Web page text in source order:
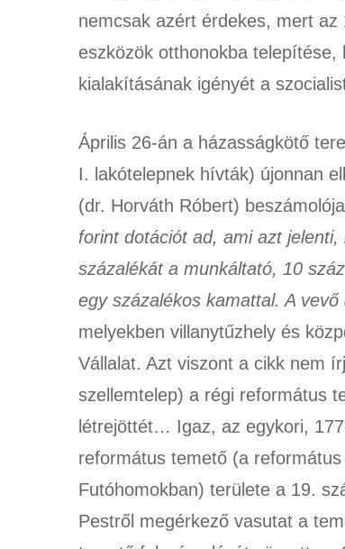
nemcsak azért érdekes, mert
eszközök otthonokba
kialakításának igényét a
Április 26-án a házasságkötő
I. lakótelepnek hívták) újonnan
(dr. Horváth Róbert)
forint dotációt ad, ami azt
százalékát a munkáltató, 10
egy százalékos kamattal. A
melyekben villanytűzhely és
Vállalat. Azt viszont a cikk nem
szellemtelep) a régi református
létrejöttét… Igaz, az egykori,
református temető (a
Futóhomokban) területe a 19.
Pestről megérkező vasutat a